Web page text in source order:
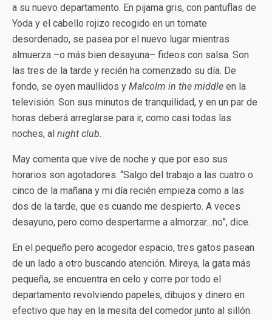
a su nuevo departamento. En pijama gris, con pantuflas de
Yoda y el cabello rojizo recogido en un tomate
desordenado, se pasea por el nuevo lugar mientras
almuerza –o más bien desayuna– fideos con salsa. Son
las tres de la tarde y recién ha comenzado su día. De
fondo, se oyen maullidos y Malcolm in the middle en la
televisión. Son sus minutos de tranquilidad, y en un par de
horas deberá arreglarse para ir, como casi todas las
noches, al night club.
May comenta que vive de noche y que por eso sus
horarios son agotadores. “Salgo del trabajo a las cuatro o
cinco de la mañana y mi día recién empieza como a las
dos de la tarde, que es cuando me despierto. A veces
desayuno, pero como despertarme a almorzar…no”, dice.
En el pequeño pero acogedor espacio, tres gatos pasean
de un lado a otro buscando atención. Mireya, la gata más
pequeña, se encuentra en celo y corre por todo el
departamento revolviendo papeles, dibujos y dinero en
efectivo que hay en la mesita del comedor junto al sillón.